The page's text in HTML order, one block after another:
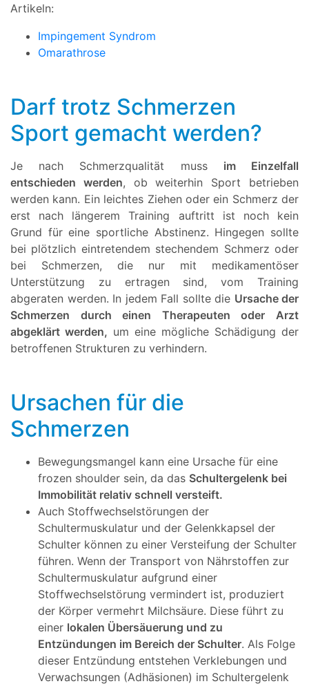
Artikeln:
Impingement Syndrom
Omarathrose
Darf trotz Schmerzen
Sport gemacht werden?
Je nach Schmerzqualität muss im Einzelfall
entschieden werden, ob weiterhin Sport betrieben
werden kann. Ein leichtes Ziehen oder ein Schmerz der
erst nach längerem Training auftritt ist noch kein
Grund für eine sportliche Abstinenz. Hingegen sollte
bei plötzlich eintretendem stechendem Schmerz oder
bei Schmerzen, die nur mit medikamentöser
Unterstützung zu ertragen sind, vom Training
abgeraten werden. In jedem Fall sollte die Ursache der
Schmerzen durch einen Therapeuten oder Arzt
abgeklärt werden, um eine mögliche Schädigung der
betroffenen Strukturen zu verhindern.
Ursachen für die
Schmerzen
Bewegungsmangel kann eine Ursache für eine
frozen shoulder sein, da das Schultergelenk bei
Immobilität relativ schnell versteift.
Auch Stoffwechselstörungen der
Schultermuskulatur und der Gelenkkapsel der
Schulter können zu einer Versteifung der Schulter
führen. Wenn der Transport von Nährstoffen zur
Schultermuskulatur aufgrund einer
Stoffwechselstörung vermindert ist, produziert
der Körper vermehrt Milchsäure. Diese führt zu
einer lokalen Übersäuerung und zu
Entzündungen im Bereich der Schulter. Als Folge
dieser Entzündung entstehen Verklebungen und
Verwachsungen (Adhäsionen) im Schultergelenk